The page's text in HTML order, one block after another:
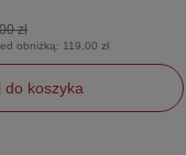
zł
obniżką: 119,00 zł
do koszyka